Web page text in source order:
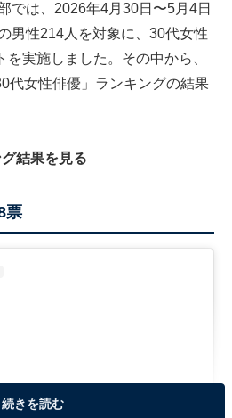
では、2026年4月30日〜5月4日
男性214人を対象に、30代女性
実施しました。その中から、
代女性俳優」ランキングの結果
結果を見る
票
続きを読む